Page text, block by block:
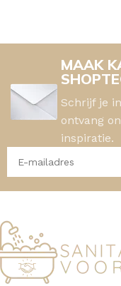
MAAK
Schrijf je
ontvang
inspiratie.